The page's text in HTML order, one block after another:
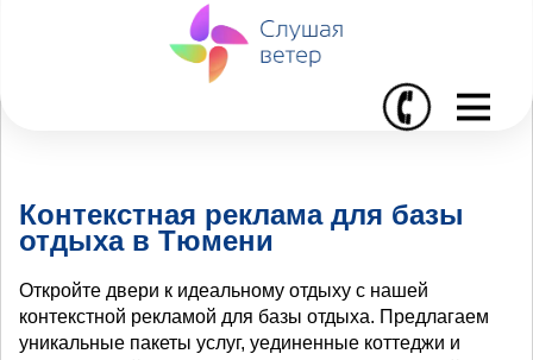
I
Контекстная реклама для базы
отдыха в Тюмени
Откройте двери к идеальному отдыху с нашей
контекстной рекламой для базы отдыха. Предлагаем
уникальные пакеты услуг, уединенные коттеджи и